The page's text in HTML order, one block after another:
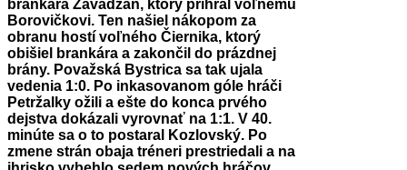
brankára Zavadzan, ktorý prihral voľnému
Borovičkovi. Ten našiel nákopom za
obranu hostí voľného Čiernika, ktorý
obišiel brankára a zakončil do prázdnej
brány. Považská Bystrica sa tak ujala
vedenia 1:0. Po inkasovanom góle hráči
Petržalky ožili a ešte do konca prvého
dejstva dokázali vyrovnať na 1:1. V 40.
minúte sa o to postaral Kozlovský. Po
zmene strán obaja tréneri prestriedali a na